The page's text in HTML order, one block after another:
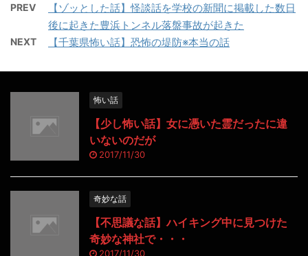
PREV
【ゾッとした話】怪談話を学校の新聞に掲載した数日
後に起きた豊浜トンネル落盤事故が起きた
NEXT 【千葉県怖い話】恐怖の堤防※本当の話
怖い話
【少し怖い話】女に憑いた霊だったに違
いないのだが
2017/11/30
奇妙な話
【不思議な話】ハイキング中に見つけた
奇妙な神社で・・・
2017/11/30